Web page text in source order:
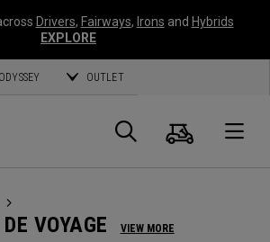
Drivers, Fairways, Irons and Hybrids
EXPLORE
ODYSSEY OUTLET
Panier
VOYAGE VIEW MORE